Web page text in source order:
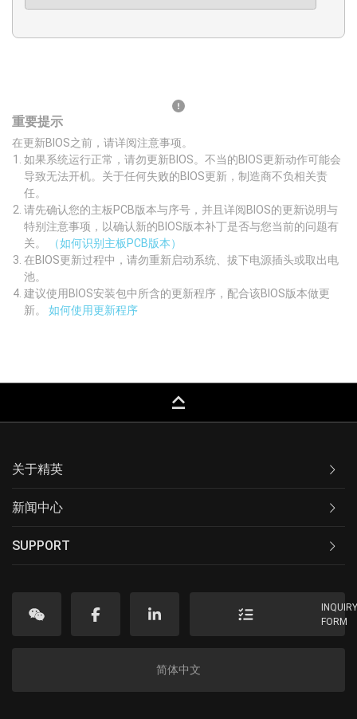
重要提示
在更新BIOS之前，请详阅注意事项。
如果系统运行正常，请勿更新BIOS。不当的BIOS更新动作可能会
导致无法开机。关于任何失败的BIOS更新，制造商不负相关责
任。
请先确认您的主板PCB版本与序号，并且详阅BIOS的更新说明与
特别注意事项，以确认新的BIOS版本补丁是否与您当前的问题有
关。
（如何识别主板PCB版本）
在BIOS更新过程中，请勿重新启动系统、拔下电源插头或取出电
池。
建议使用BIOS安装包中所含的更新程序，配合该BIOS版本做更
新。 如何使用更新程序
keyboard_capslock
关于精英
新闻中心
SUPPORT
FORM
简体中文